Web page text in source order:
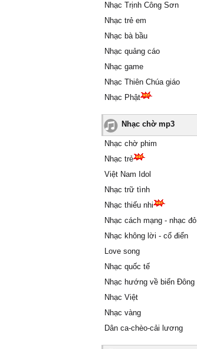
Nhạc Trịnh Công Sơn
Nhạc trẻ em
Nhạc bà bầu
Nhạc quảng cáo
Nhạc game
Nhạc Thiên Chúa giáo
Nhạc Phật
Nhạc chờ mp3
Nhạc chờ phim
Nhạc trẻ
Việt Nam Idol
Nhạc trữ tình
Nhạc thiếu nhi
Nhạc cách mạng - nhạc đỏ
Nhạc không lời - cổ điển
Love song
Nhạc quốc tế
Nhạc hướng về biển Đông
Nhạc Việt
Nhạc vàng
Dân ca-chèo-cải lương